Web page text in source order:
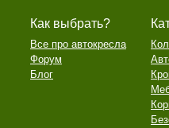
Как выбрать?
Все про автокресла
Форум
Блог